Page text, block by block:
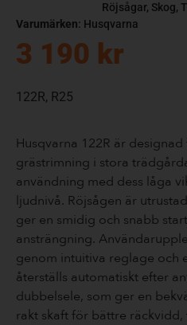
Röjsågar, Skog,
Varumärken: Husqvarna
3 190 kr
122R, R25
Husqvarna 122R är
grästrimning i stora
användning med dess låga
ljudnivå. Röjsågen är
ger en smidig och snabb
ansträngning.
genom intuitiva reglage och
återställs automatiskt efter
dubbelsele, som ger en
rakt skaft för bättre räckvidd,